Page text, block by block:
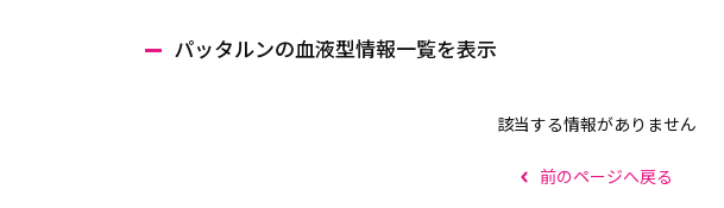
パッタルンの血液型情報一覧を表示
該当する情報がありません
前のページへ戻る